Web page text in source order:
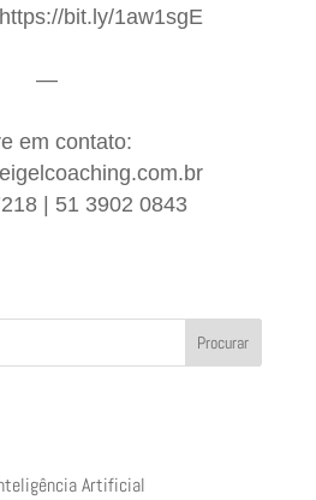
https://bit.ly/1aw1sgE
—
em contato:
| 51 3902 0843
Procurar
Artificial